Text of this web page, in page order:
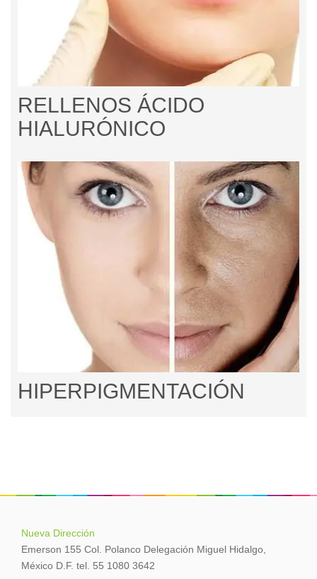
RELLENOS ÁCIDO
HIALURÓNICO
HIPERPIGMENTACIÓN
Nueva Dirección
Emerson 155 Col. Polanco Delegación Miguel Hidalgo,
México D.F. tel. 55 1080 3642